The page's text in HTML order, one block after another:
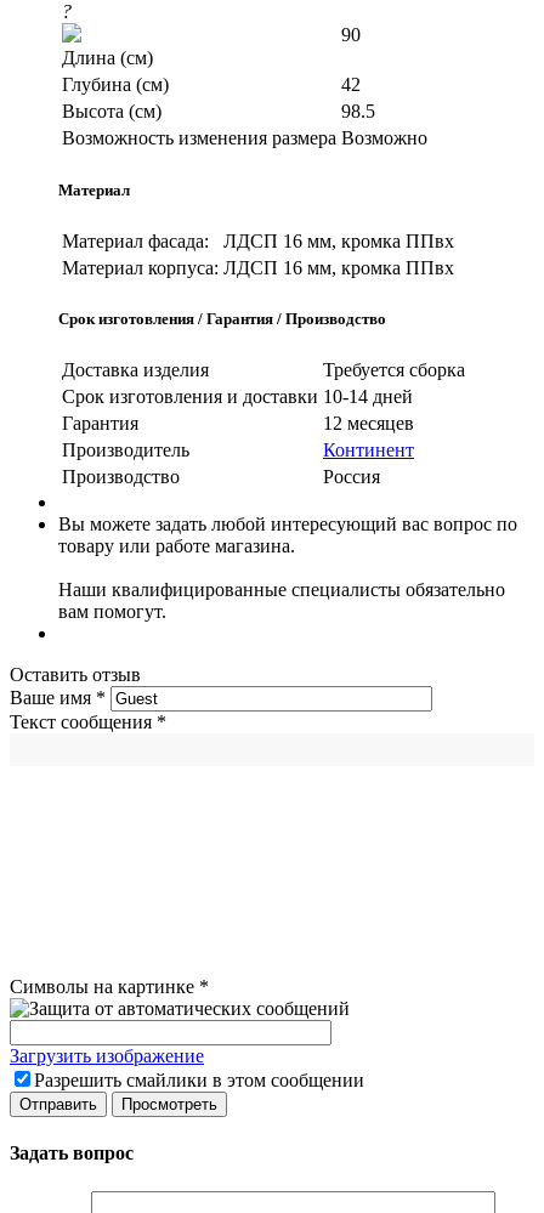
?
Длина (см)
90
Глубина (см)
42
Высота (см)
98.5
Возможность изменения размера Возможно
Материал
Материал фасада:
ЛДСП 16 мм, кромка ППвх
Материал корпуса: ЛДСП 16 мм, кромка ППвх
Срок изготовления / Гарантия / Производство
Доставка изделия
Требуется сборка
Срок изготовления и доставки 10-14 дней
Гарантия
12 месяцев
Производитель
Континент
Производство
Россия
Вы можете задать любой интересующий вас вопрос по
товару или работе магазина.
Наши квалифицированные специалисты обязательно
вам помогут.
Оставить отзыв
Ваше имя *
Текст сообщения *
Символы на картинке *
Загрузить изображение
Разрешить смайлики в этом сообщении
Задать вопрос